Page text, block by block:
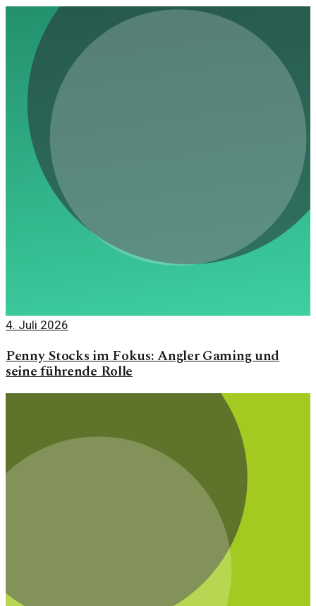
4. Juli 2026
Penny Stocks im Fokus: Angler Gaming und
seine führende Rolle